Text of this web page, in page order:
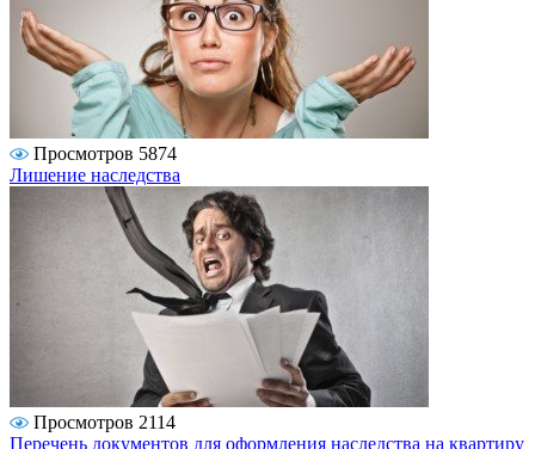
Просмотров 5874
Лишение наследства
Просмотров 2114
Перечень документов для оформления наследства на квартиру